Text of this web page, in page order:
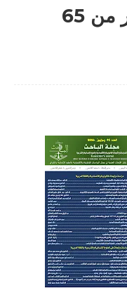
دار القلم بالرباط - أكثر من 65